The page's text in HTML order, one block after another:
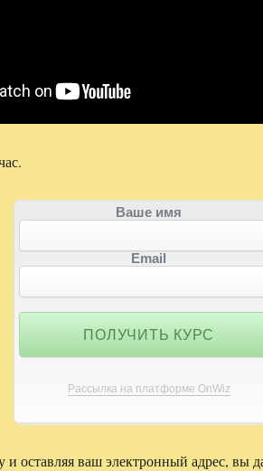
Ваше имя
Email
Рассылка на платформе OnWiz
оставляя ваш электронный адрес, вы